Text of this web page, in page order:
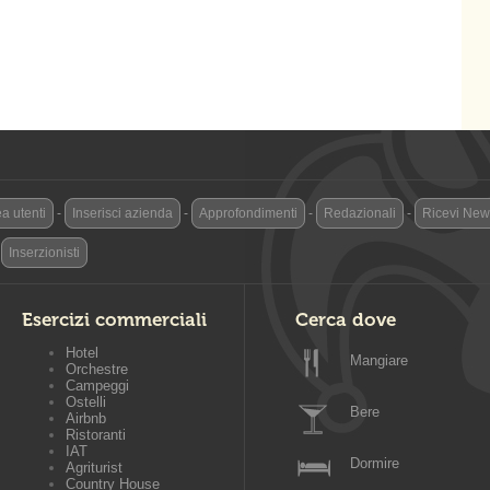
utenti - Inserisci azienda - Approfondimenti - Redazionali - Ricevi
Inserzionisti
Esercizi commerciali
Hotel
Orchestre
Campeggi
Ostelli
Airbnb
Ristoranti
IAT
Agriturist
Country House
Cerca dove
Mangiare
Bere
Dormire